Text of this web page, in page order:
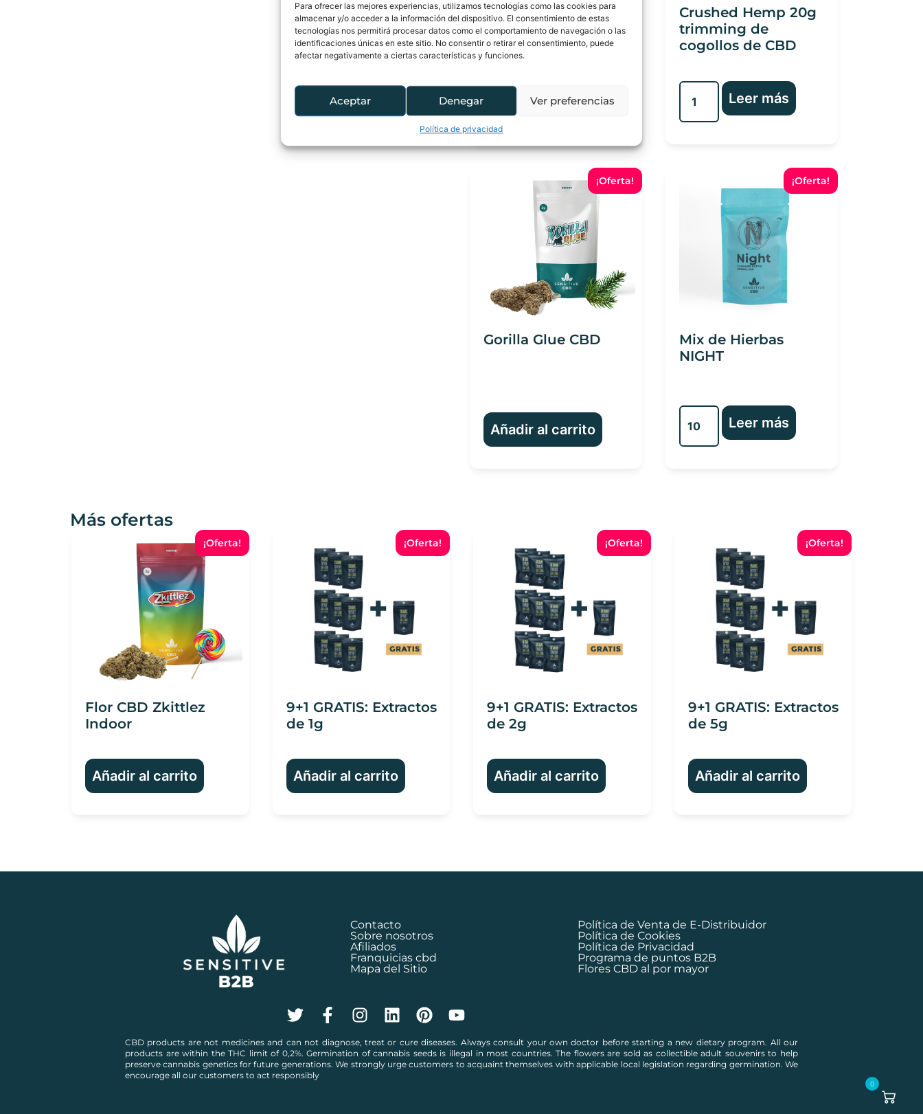
Para ofrecer las mejores experiencias, utilizamos tecnologías como las cookies para
almacenar y/o acceder a la información del dispositivo. El consentimiento de estas
tecnologías nos permitirá procesar datos como el comportamiento de navegación o las
identificaciones únicas en este sitio. No consentir o retirar el consentimiento, puede
afectar negativamente a ciertas características y funciones.
Aceptar Denegar Ver preferencias
Política de privacidad
Aceite de CBD PMS
5%
Leer más
Crushed Hemp 20g
trimming de
cogollos de CBD
Leer más
¡Oferta!
Gorilla Glue CBD
Añadir al carrito
¡Oferta!
Mix de Hierbas
NIGHT
Leer más
Más ofertas
¡Oferta!
Flor CBD Zkittlez
Indoor
Añadir al carrito
¡Oferta!
9+1 GRATIS: Extractos
de 1g
Añadir al carrito
¡Oferta!
9+1 GRATIS: Extractos
de 2g
Añadir al carrito
¡Oferta!
9+1 GRATIS: Extractos
de 5g
Añadir al carrito
Contacto
Sobre nosotros
Afiliados
Franquicias cbd
Mapa del Sitio
Política de Venta de E-Distribuidor
Política de Cookies
Política de Privacidad
Programa de puntos B2B
Flores CBD al por mayor
CBD products are not medicines and can not diagnose, treat or cure diseases. Always consult your own doctor before starting a new dietary program. All our
products are within the THC limit of 0,2%. Germination of cannabis seeds is illegal in most countries. The flowers are sold as collectible adult souvenirs to help
preserve cannabis genetics for future generations. We strongly urge customers to acquaint themselves with applicable local legislation regarding germination. We
encourage all our customers to act responsibly
0